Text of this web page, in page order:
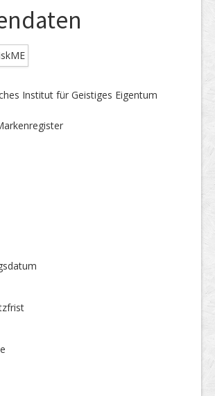
Institut für Geistiges Eigentum